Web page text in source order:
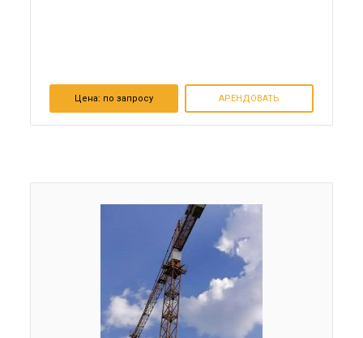
Цена: по запросу АРЕНДОВАТЬ